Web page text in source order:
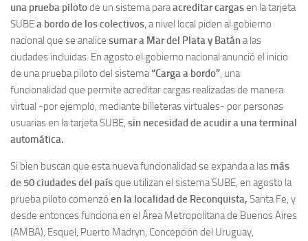
una prueba pilotode un sistema paraacreditar cargasen la tarjeta
SUBEa bordo de los colectivos , a nivel local piden al gobierno
nacional que se analice sumar a Mar del Plata y Batána las
ciudades incluidas. En agosto el gobierno nacional anunció el inicio
de una prueba piloto del sistema“Carga a bordo” , una
funcionalidad que permite acreditar cargas realizadas de manera
virtual -por ejemplo, mediante billeteras virtuales- por personas
usuarias en la tarjeta SUBE, sin necesidad de acudir a una terminal
automática.
Si bien buscan que esta nueva funcionalidad se expanda a las más
de 50 ciudades del paísque utilizan el sistema SUBE, en agosto la
prueba piloto comenzó en la localidad de Reconquista, Santa Fe, y
desde entonces funciona en el Área Metropolitana de Buenos Aires
(AMBA), Esquel, Puerto Madryn, Concepción del Uruguay,